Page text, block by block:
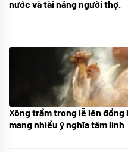
nước và tài năng người thợ.
21/07/2024
Xông trầm trong lễ lên
mang nhiều ý nghĩa tâm linh